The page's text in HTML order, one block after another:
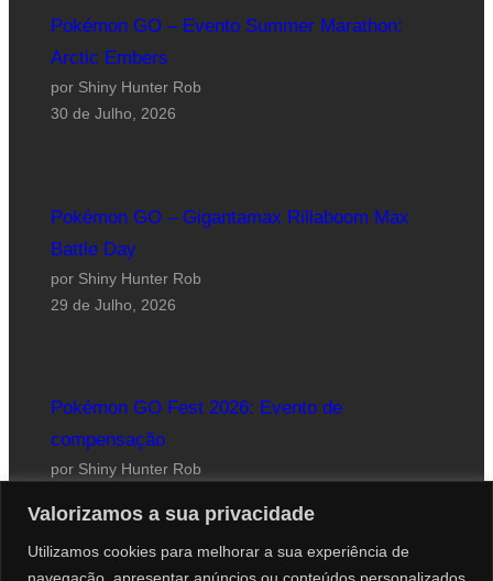
Valorizamos a sua privacidade
Utilizamos cookies para melhorar a sua experiência de
navegação, apresentar anúncios ou conteúdos personalizados
Pokémon GO – Evento Summer Marathon:
Arctic Embers
por Shiny Hunter Rob
30 de Julho, 2026
Pokémon GO – Gigantamax Rillaboom Max
Battle Day
por Shiny Hunter Rob
29 de Julho, 2026
Pokémon GO Fest 2026: Evento de
compensação
por Shiny Hunter Rob